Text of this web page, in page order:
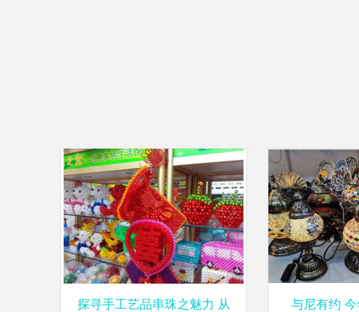
探寻手工艺品串珠之魅力 从 与尼有约